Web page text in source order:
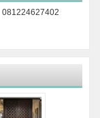
081224627402